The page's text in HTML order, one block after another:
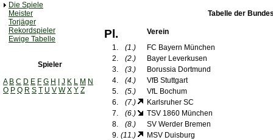
Die Spiele
Meister
Torjäger
Rekordspieler
Ewige Tabelle
Spieler
A B C D E F G H J K L M N
O P Q R S T U V W X Y Z
Tabelle der
Pl.
Verein
1.
(1.)
FC Bayern München
2.
(2.)
Bayer Leverkusen
3.
(3.)
Borussia Dortmund
4.
(4.)
VfB Stuttgart
5.
(5.)
VfL Bochum
6.
(7.)
Karlsruher SC
7.
(6.)
TSV 1860 München
8.
(8.)
SV Werder Bremen
9. (11.)
MSV Duisburg